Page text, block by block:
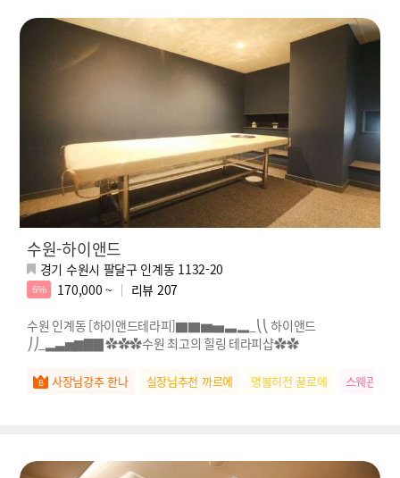
수원-하이앤드
경기 수원시 팔달구 인계동 1132-20
6% 170,000 ~ 리뷰 207
수원 인계동 [하이앤드테라피]▇▇▆▅▃▂_⎝⎝ 하이앤드
⎠⎠_▂▃▅▆▇▇ ✿✿✿수원 최고의 힐링 테라피샵✿✿
사장님강추 한나 실장님추천 까르에 명불허전 끌로에 스웨관리